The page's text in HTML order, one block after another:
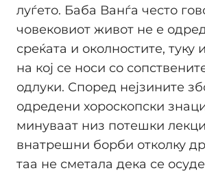
луѓето. Баба Ванѓа често
човековиот живот не е
среќата и околностите, туку
на кој се носи со
одлуки. Според нејзините
одредени хороскопски
минуваат низ потешки
внатрешни борби отколку
таа не сметала дека се